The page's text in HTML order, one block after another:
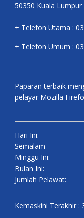
50350 Kuala Lumpur
+ Telefon Utama :
+ Telefon Umum :
Paparan terbaik
pelayar Mozilla
Hari Ini:
Semalam
Minggu Ini:
Bulan Ini:
Jumlah Pelawat:
Kemaskini Terakhir :